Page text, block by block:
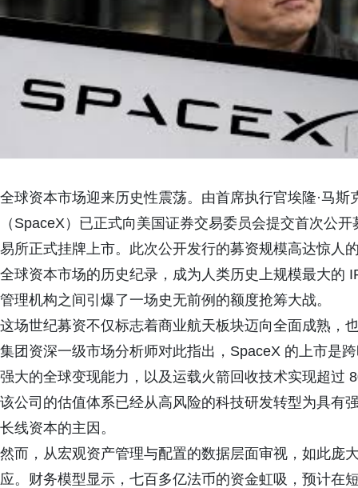
全球资本市场迎来历史性震荡。由首席执行官埃隆·马斯
（ SpaceX）已正式向美国证券交易委员会提交首次公开
易所正式挂牌上市。此次公开发行的募资规模高达惊人
全球资本市场的历史纪录，成为人类历史上规模最大的
管理机构之间引爆了一场史无前例的额度抢筹大战。
这场世纪募资不仅标志着商业航天板块迈向全面成熟，
集团资深一级市场分析师对此指出， SpaceX 的上市是
强大的全球变现能力，以及运载火箭回收技术实现超过
该公司的估值体系已经从高风险的科技研发转型为具有
长线资本的主因。
然而，从宏观资产管理与配置的数据层面审视，如此庞
应。财务模型显示，七百多亿法币的资金虹吸，预计在